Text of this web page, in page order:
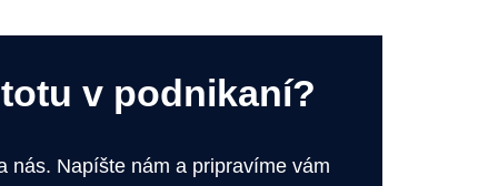
v podnikaní?
nás. Napíšte nám a pripravíme vám